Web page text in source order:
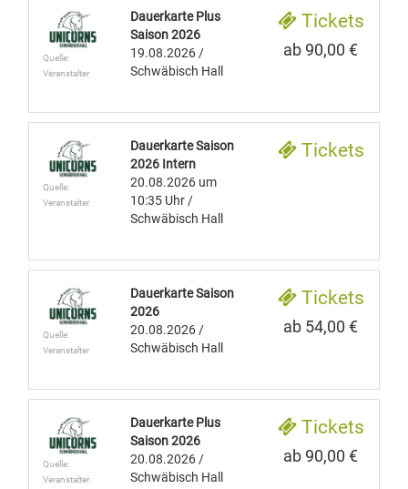
Quelle:
Veranstalter
Dauerkarte Plus
Saison 2026
19.08.2026 /
Schwäbisch Hall
Tickets
ab 90,00 €
Quelle:
Veranstalter
Dauerkarte Saison
2026 Intern
20.08.2026 um
10:35 Uhr /
Schwäbisch Hall
Tickets
Quelle:
Veranstalter
Dauerkarte Saison
2026
20.08.2026 /
Schwäbisch Hall
Tickets
ab 54,00 €
Quelle:
Veranstalter
Dauerkarte Plus
Saison 2026
20.08.2026 /
Schwäbisch Hall
Tickets
ab 90,00 €